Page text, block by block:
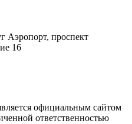
Аэропорт, проспект
16
официальным сайтом
ответственностью